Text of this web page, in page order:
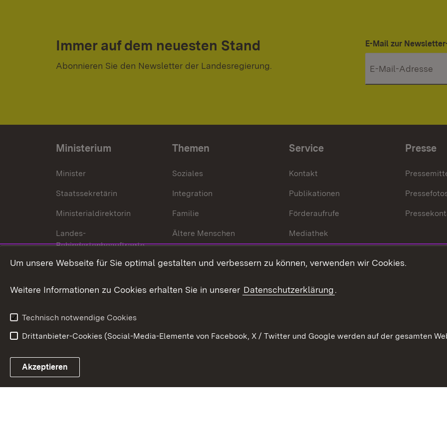
Immer auf dem neuesten Stand
Abonnieren Sie den Newsletter der Landesregierung.
E-Mail zur
Ministerium
Minister
Staatssekretärin
Ministerialdirektorin
Landes-
Behindertenbeauftragte
Bürgerreferent
Karriere
Themen
Soziales
Integration
Familie
Ältere Menschen
Behinderungen
Bürgerengagement
Service
Kontakt
Publikationen
Förderaufrufe
Mediathek
Presse
Link zum Landesportal
Um unsere Webseite für Sie optimal gestalten und verbessern zu können, verwenden wir Cookies.
Weitere Informationen zu Cookies erhalten Sie in unserer Datenschutzerklärung.
Technisch notwendige Cookies
Drittanbieter-Cookies (Social-Media-Elemente von Facebook, X / Twitter und Google werden auf der gesamten
Akzeptieren